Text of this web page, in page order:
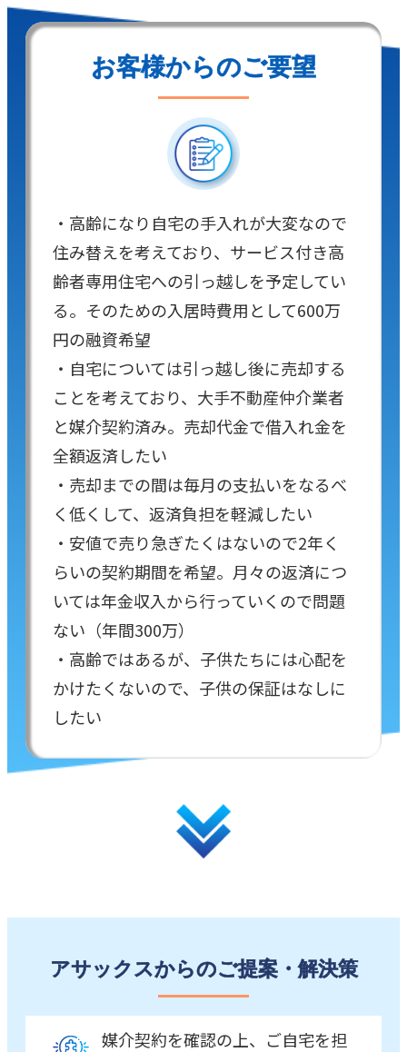
お客様からのご要望
・高齢になり自宅の手入れが大変なので
住み替えを考えており、サービス付き高
齢者専用住宅への引っ越しを予定してい
る。そのための入居時費用として600万
円の融資希望
・自宅については引っ越し後に売却する
ことを考えており、大手不動産仲介業者
と媒介契約済み。売却代金で借入れ金を
全額返済したい
・売却までの間は毎月の支払いをなるべ
く低くして、返済負担を軽減したい
・安値で売り急ぎたくはないので2年く
らいの契約期間を希望。月々の返済につ
いては年金収入から行っていくので問題
ない（年間300万）
・高齢ではあるが、子供たちには心配を
かけたくないので、子供の保証はなしに
したい
アサックスからのご提案・解決策
媒介契約を確認の上、ご自宅を担